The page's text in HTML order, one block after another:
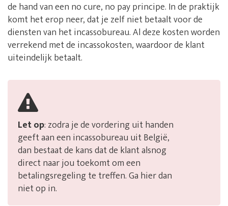
de hand van een no cure, no pay principe. In de praktijk
komt het erop neer, dat je zelf niet betaalt voor de
diensten van het incassobureau. Al deze kosten worden
verrekend met de incassokosten, waardoor de klant
uiteindelijk betaalt.
Let op: zodra je de vordering uit handen
geeft aan een incassobureau uit België,
dan bestaat de kans dat de klant alsnog
direct naar jou toekomt om een
betalingsregeling te treffen. Ga hier dan
niet op in.